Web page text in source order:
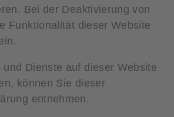
Bei der Deaktivierung von
Funktionalität dieser Website
Dienste auf dieser Website
können Sie dieser
entnehmen.